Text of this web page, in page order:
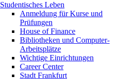
Studentisches Leben
Anmeldung für Kurse und
Prüfungen
House of Finance
Bibliotheken und Computer-
Arbeitsplätze
Wichtige Einrichtungen
Career Center
Stadt Frankfurt